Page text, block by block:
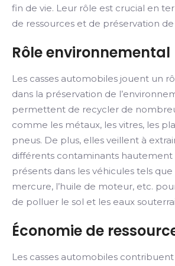
fin de vie. Leur rôle est crucial en
de ressources et de préservation
Rôle environnemental
Les casses automobiles jouent un
dans la préservation de
permettent de recycler de
comme les métaux, les vitres, les
pneus. De plus, elles veillent à
différents contaminants hautement
présents dans les véhicules tels
mercure, l’huile de moteur, etc.
de polluer le sol et les eaux
Économie de
Les casses automobiles